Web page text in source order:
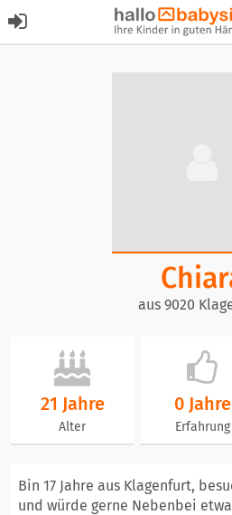
aus 9020
21 Jahre
Alter
0 Jahre
Erfahrung
Bin 17 Jahre aus Klagenfurt,
und würde gerne Nebenbei